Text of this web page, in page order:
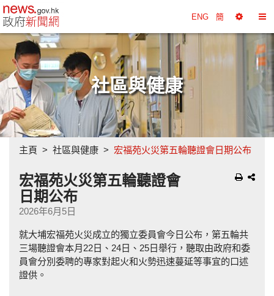
政府新聞網主頁 ENG 簡
擇
換
目
錄
社區與健康
主頁 社區與健康 宏福苑火災第五輪聽證會日期公布
宏福苑火災第五輪聽證會
日期公布
2026年6月5日
就大埔宏福苑火災成立的獨立委員會今日公布，第五輪共
三場聽證會本月22日、24日、25日舉行，聽取由政府和委
員會分別委聘的專家對起火和火勢迅速蔓延等事宜的口述
證供。